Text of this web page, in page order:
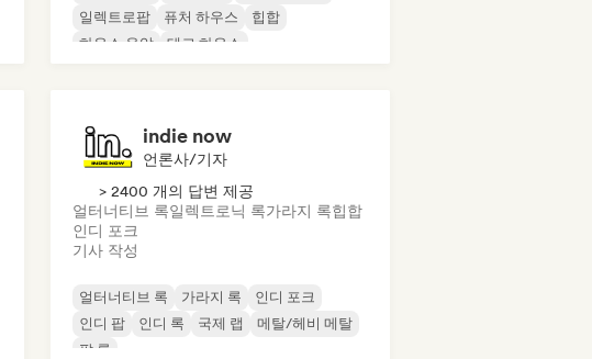
일렉트로팝
퓨처 하우스
힙합
하우스 음악
테크 하우스
indie now
언론사/기자
> 2400 개의 답변 제공
얼터너티브 록일렉트로닉 록가라지 록힙합
인디 포크
기사 작성
얼터너티브 록 가라지 록
인디 포크
인디 팝
인디 록 국제 랩
메탈/헤비 메탈
팝 록